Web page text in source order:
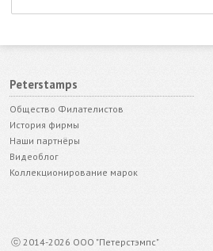
Peterstamps
Общество Филателистов
История фирмы
Наши партнёры
Видеоблог
Коллекционирование марок
ⓒ 2014-2026 ООО "Петерстэмпс"